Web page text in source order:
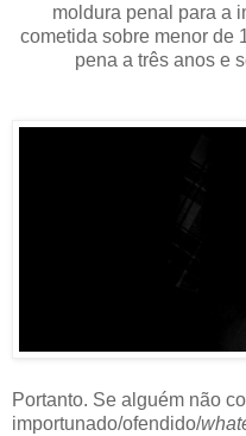
moldura penal para a
cometida sobre menor de
pena a três anos e
Portanto. Se alguém não
importunado/ofendido/